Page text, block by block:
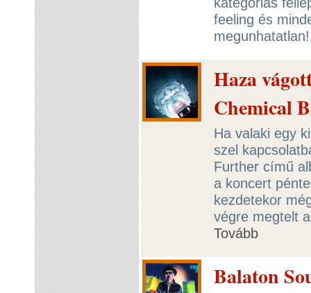
feeling és
Haza
Chemical
Ha valaki egy
szel
Further című
a koncert
kezdetekor
végre megtelt
Tovább
Balaton